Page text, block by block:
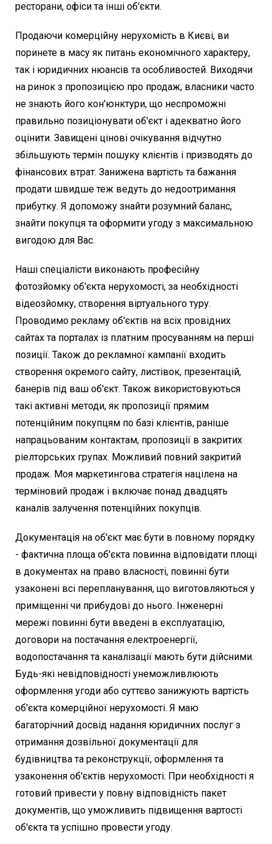
ресторани, офіси та інші об'єкти.
Продаючи комерційну нерухомість в Києві, ви
поринете в масу як питань економічного характеру,
так і юридичних нюансів та особливостей. Виходячи
на ринок з пропозицією про продаж, власники часто
не знають його кон'юнктури, що неспроможні
правильно позиціонувати об'єкт і адекватно його
оцінити. Завищені цінові очікування відчутно
збільшують термін пошуку клієнтів і призводять до
фінансових втрат. Занижена вартість та бажання
продати швидше теж ведуть до недоотримання
прибутку. Я допоможу знайти розумний баланс,
знайти покупця та оформити угоду з максимальною
вигодою для Вас.
Наші спеціалісти виконають професійну
фотозйомку об'єкта нерухомості, за необхідності
відеозйомку, створення віртуального туру.
Проводимо рекламу об'єктів на всіх провідних
сайтах та порталах із платним просуванням на перші
позиції. Також до рекламної кампанії входить
створення окремого сайту, листівок, презентацій,
банерів під ваш об'єкт. Також використовуються
такі активні методи, як пропозиції прямим
потенційним покупцям по базі клієнтів, раніше
напрацьованим контактам, пропозиції в закритих
ріелторських групах. Можливий повний закритий
продаж. Моя маркетингова стратегія націлена на
терміновий продаж і включає понад двадцять
каналів залучення потенційних покупців.
Документація на об'єкт має бути в повному порядку
- фактична площа об'єкта повинна відповідати площі
в документах на право власності, повинні бути
узаконені всі перепланування, що виготовляються у
приміщенні чи прибудові до нього. Інженерні
мережі повинні бути введені в експлуатацію,
договори на постачання електроенергії,
водопостачання та каналізації мають бути дійсними.
Будь-які невідповідності унеможливлюють
оформлення угоди або суттєво занижують вартість
об'єкта комерційної нерухомості. Я маю
багаторічний досвід надання юридичних послуг з
отримання дозвільної документації для
будівництва та реконструкції, оформлення та
узаконення об'єктів нерухомості. При необхідності я
готовий привести у повну відповідність пакет
документів, що уможливить підвищення вартості
об'єкта та успішно провести угоду.